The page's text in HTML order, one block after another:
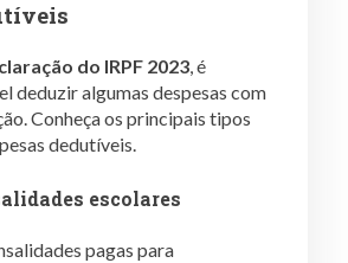
do IRPF 2023, é
deduzir algumas despesas com
Conheça os principais tipos
dedutíveis.
escolares
pagas para